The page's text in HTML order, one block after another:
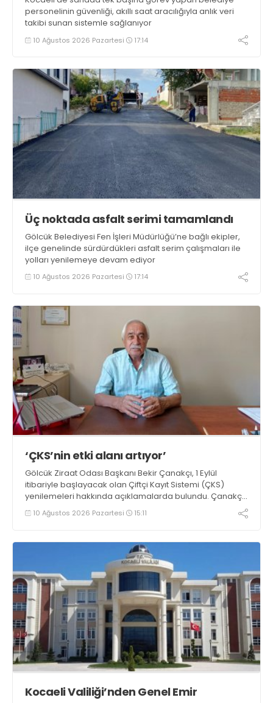
personelinin güvenliği, akıllı saat aracılığıyla anlık veri
takibi sunan sistemle sağlanıyor
10 Ağustos 2026 Pazartesi 17:14
Üç noktada asfalt serimi tamamlandı
Gölcük Belediyesi Fen İşleri Müdürlüğü’ne bağlı ekipler,
ilçe genelinde sürdürdükleri asfalt serim çalışmaları ile
yolları yenilemeye devam ediyor
10 Ağustos 2026 Pazartesi 17:14
‘ÇKS’nin etki alanı artıyor’
Gölcük Ziraat Odası Başkanı Bekir Çanakçı, 1 Eylül
itibariyle başlayacak olan Çiftçi Kayıt Sistemi (ÇKS)
yenilemeleri hakkında açıklamalarda bulundu. Çanakçı,
“Çiftçi Kayıt Sistemi formatı, yaygınlaşması ve etki alanı
her yıl artarak devam etmektedir” dedi
10 Ağustos 2026 Pazartesi 15:11
Kocaeli Valiliği’nden Genel Emir